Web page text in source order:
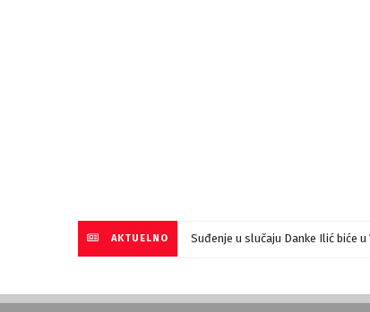
AKTUELNO Suđenje u slučaju Danke Ilić biće